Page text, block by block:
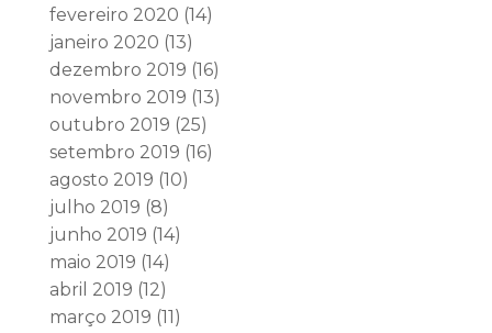
fevereiro 2020 (14)
janeiro 2020 (13)
dezembro 2019 (16)
novembro 2019 (13)
outubro 2019 (25)
setembro 2019 (16)
agosto 2019 (10)
julho 2019 (8)
junho 2019 (14)
maio 2019 (14)
abril 2019 (12)
março 2019 (11)